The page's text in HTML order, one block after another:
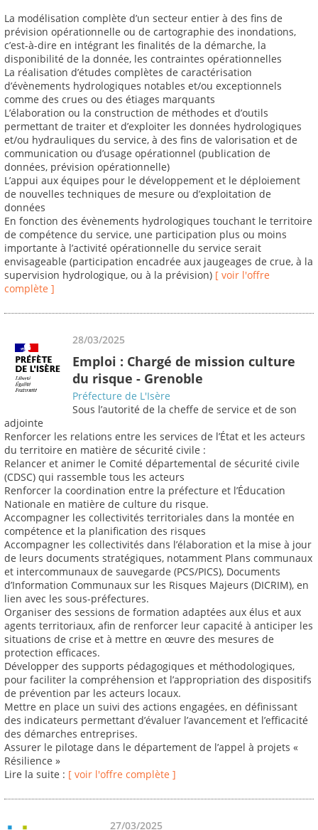
La modélisation complète d’un secteur entier à des fins de
prévision opérationnelle ou de cartographie des inondations,
c’est-à-dire en intégrant les finalités de la démarche, la
disponibilité de la donnée, les contraintes opérationnelles
La réalisation d’études complètes de caractérisation
d’évènements hydrologiques notables et/ou exceptionnels
comme des crues ou des étiages marquants
L’élaboration ou la construction de méthodes et d’outils
permettant de traiter et d’exploiter les données hydrologiques
et/ou hydrauliques du service, à des fins de valorisation et de
communication ou d’usage opérationnel (publication de
données, prévision opérationnelle)
L’appui aux équipes pour le développement et le déploiement
de nouvelles techniques de mesure ou d’exploitation de
données
En fonction des évènements hydrologiques touchant le territoire
de compétence du service, une participation plus ou moins
importante à l’activité opérationnelle du service serait
envisageable (participation encadrée aux jaugeages de crue, à la
supervision hydrologique, ou à la prévision) [ voir l'offre
complète ]
28/03/2025
Emploi : Chargé de mission culture
du risque - Grenoble
Préfecture de L'Isère
Sous l’autorité de la cheffe de service et de son
adjointe
Renforcer les relations entre les services de l’État et les acteurs
du territoire en matière de sécurité civile :
Relancer et animer le Comité départemental de sécurité civile
(CDSC) qui rassemble tous les acteurs
Renforcer la coordination entre la préfecture et l’Éducation
Nationale en matière de culture du risque.
Accompagner les collectivités territoriales dans la montée en
compétence et la planification des risques
Accompagner les collectivités dans l’élaboration et la mise à jour
de leurs documents stratégiques, notamment Plans communaux
et intercommunaux de sauvegarde (PCS/PICS), Documents
d’Information Communaux sur les Risques Majeurs (DICRIM), en
lien avec les sous-préfectures.
Organiser des sessions de formation adaptées aux élus et aux
agents territoriaux, afin de renforcer leur capacité à anticiper les
situations de crise et à mettre en œuvre des mesures de
protection efficaces.
Développer des supports pédagogiques et méthodologiques,
pour faciliter la compréhension et l’appropriation des dispositifs
de prévention par les acteurs locaux.
Mettre en place un suivi des actions engagées, en définissant
des indicateurs permettant d’évaluer l’avancement et l’efficacité
des démarches entreprises.
Assurer le pilotage dans le département de l’appel à projets «
Résilience »
Lire la suite : [ voir l'offre complète ]
27/03/2025